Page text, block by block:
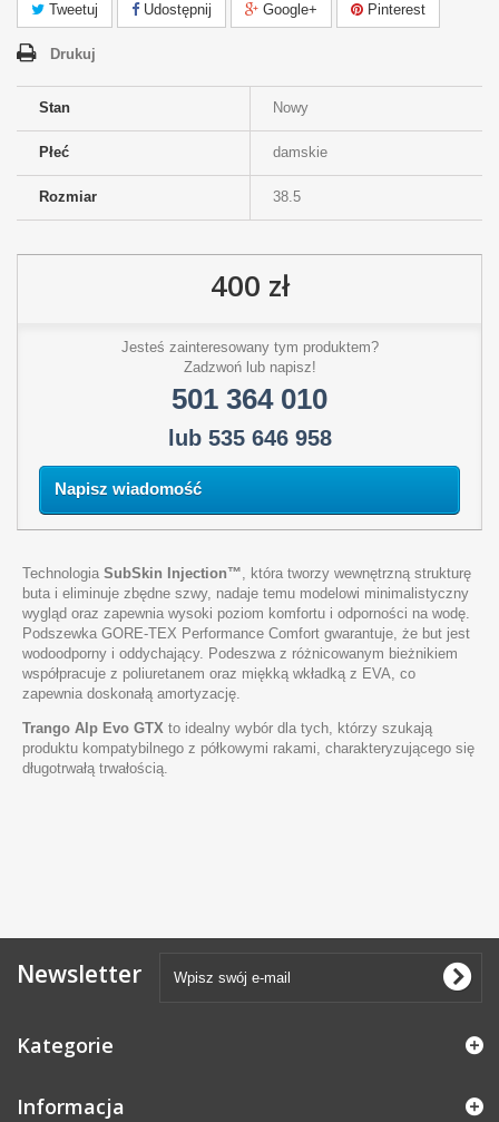
Tweetuj Udostępnij Google+ Pinterest
Drukuj
Stan Nowy
Płeć damskie
Rozmiar 38.5
400 zł
Jesteś zainteresowany tym produktem?
Zadzwoń lub napisz!
501 364 010
lub 535 646 958
Napisz wiadomość
Technologia SubSkin Injection™, która tworzy wewnętrzną strukturę
buta i eliminuje zbędne szwy, nadaje temu modelowi minimalistyczny
wygląd oraz zapewnia wysoki poziom komfortu i odporności na wodę.
Podszewka GORE-TEX Performance Comfort gwarantuje, że but jest
wodoodporny i oddychający. Podeszwa z różnicowanym bieżnikiem
współpracuje z poliuretanem oraz miękką wkładką z EVA, co
zapewnia doskonałą amortyzację.
Trango Alp Evo GTX to idealny wybór dla tych, którzy szukają
produktu kompatybilnego z półkowymi rakami, charakteryzującego się
długotrwałą trwałością.
Newsletter
Kategorie
Informacja